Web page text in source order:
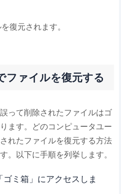
復元されます。
ファイルを復元する
って削除されたファイルはゴ
ます。どのコンピュータユー
れたファイルを復元する方法
。以下に手順を列挙します。
ミ箱」にアクセスしま